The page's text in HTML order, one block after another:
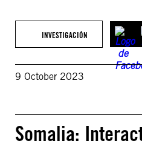
INVESTIGACIÓN
9 October 2023
Somalia: